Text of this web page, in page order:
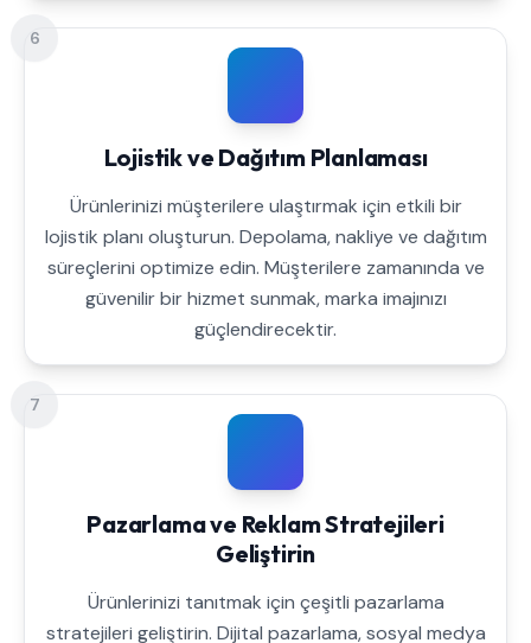
6
Lojistik ve Dağıtım Planlaması
Ürünlerinizi müşterilere ulaştırmak için etkili bir
lojistik planı oluşturun. Depolama, nakliye ve dağıtım
süreçlerini optimize edin. Müşterilere zamanında ve
güvenilir bir hizmet sunmak, marka imajınızı
güçlendirecektir.
7
Pazarlama ve Reklam Stratejileri
Geliştirin
Ürünlerinizi tanıtmak için çeşitli pazarlama
stratejileri geliştirin. Dijital pazarlama, sosyal medya